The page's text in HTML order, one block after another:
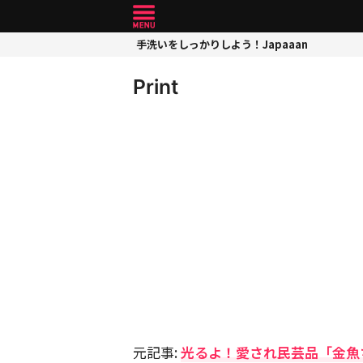
手洗いをしっかりしよう！Japaaan
Print
元記事:光るよ！愛され民芸品「金